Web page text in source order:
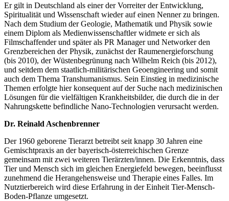
Er gilt in Deutschland als einer der Vorreiter der Entwicklung,
Spiritualität und Wissenschaft wieder auf einen Nenner zu bringen.
Nach dem Studium der Geologie, Mathematik und Physik sowie
einem Diplom als Medienwissenschaftler widmete er sich als
Filmschaffender und später als PR Manager und Networker den
Grenzbereichen der Physik, zunächst der Raumenergieforschung
(bis 2010), der Wüstenbegrünung nach Wilhelm Reich (bis 2012),
und seitdem dem staatlich-militärischen Geoengineering und somit
auch dem Thema Transhumanismus. Sein Einstieg in medizinische
Themen erfolgte hier konsequent auf der Suche nach medizinischen
Lösungen für die vielfältigen Krankheitsbilder, die durch die in der
Nahrungskette befindliche Nano-Technologien verursacht werden.
Dr. Reinald Aschenbrenner
Der 1960 geborene Tierarzt betreibt seit knapp 30 Jahren eine
Gemischtpraxis an der bayerisch-österreichischen Grenze
gemeinsam mit zwei weiteren Tierärzten/innen. Die Erkenntnis, dass
Tier und Mensch sich im gleichen Energiefeld bewegen, beeinflusst
zunehmend die Herangehensweise und Therapie eines Falles. Im
Nutztierbereich wird diese Erfahrung in der Einheit Tier-Mensch-
Boden-Pflanze umgesetzt.